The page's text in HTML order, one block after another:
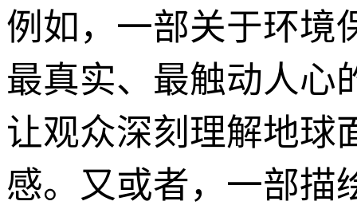
例如，一部关于环境
最真实、最触动人心
让观众深刻理解地球
感。又或者，一部描